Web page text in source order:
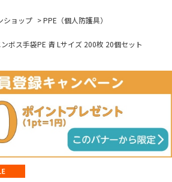
ショップ >PPE（個人防護具）
ンボス手袋PE 青 Lサイズ 200枚 20個セット